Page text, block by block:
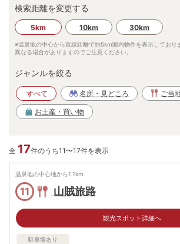
検索距離を変更する
5km 10km 30km
※温泉地の中心から直線距離で約5km圏内物件を表示しており
異なる場合がありますのでご注意ください。
ジャンルを絞る
すべて 名所・見どころ ご当
お土産・買い物
全 17件のうち11〜17件を表示
温泉地の中心地から1.1km
11 山賊旅路
観光スポット詳細へ
駐車場あり